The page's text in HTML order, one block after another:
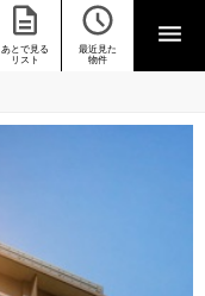
あとで見る
リスト
最近見た
物件